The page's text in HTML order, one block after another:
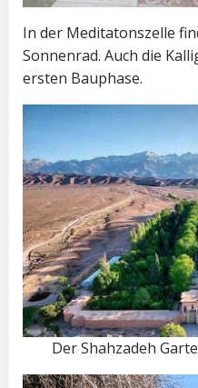
In der Meditatonszelle
Sonnenrad. Auch die
ersten Bauphase.
Der Shahzadeh